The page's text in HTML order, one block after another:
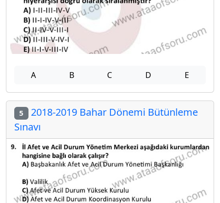
A B C D E
5 2018-2019 Bahar Dönemi Bütünleme
Sınavı